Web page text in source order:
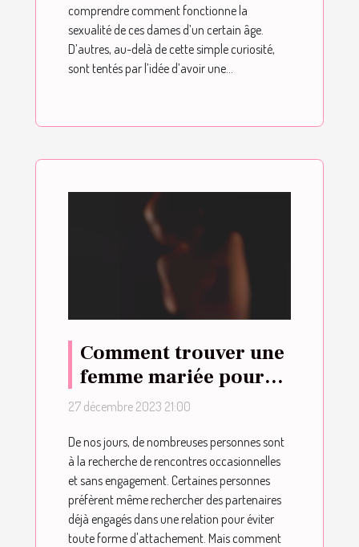
comprendre comment fonctionne la
sexualité de ces dames d’un certain âge.
D’autres, au-delà de cette simple curiosité,
sont tentés par l’idée d’avoir une...
Comment trouver une
femme mariée pour
un plan sexe ?
27 décembre 2023 21:00
De nos jours, de nombreuses personnes sont
à la recherche de rencontres occasionnelles
et sans engagement. Certaines personnes
préfèrent même rechercher des partenaires
déjà engagés dans une relation pour éviter
toute forme d'attachement. Mais comment